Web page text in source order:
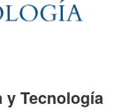
y Tecnología